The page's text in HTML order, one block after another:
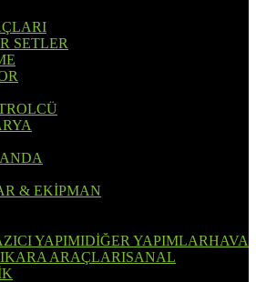
SETLER
& EKİPMAN
YAPIMIDİĞER YAPIMLARHAVA
KARA ARAÇLARISANAL